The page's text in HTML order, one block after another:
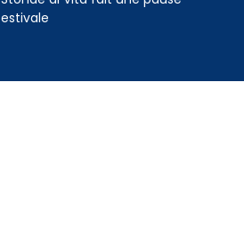
estivale